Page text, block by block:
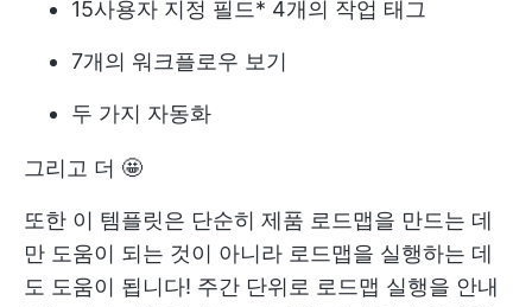
15사용자 지정 필드* 4개의 작업 태그
7개의 워크플로우 보기
두 가지 자동화
그리고 더 🤩
또한 이 템플릿은 단순히 제품 로드맵을 만드는 데
만 도움이 되는 것이 아니라 로드맵을 실행하는 데
도 도움이 됩니다! 주간 단위로 로드맵 실행을 안내